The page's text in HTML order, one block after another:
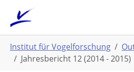
Hauptinhalt
springen
sind
hier:
Institut für Vogelforschung
Jahresbericht 12 (2014 - 2015)